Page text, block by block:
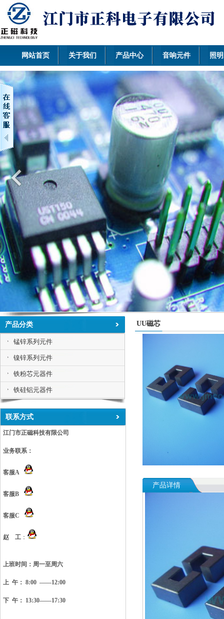
网站首页 关于我们 产品中心 音响元件 照
产品分类
锰锌系列元件
镍锌系列元件
铁粉芯元器件
铁硅铝元器件
联系方式
江门市正磁科技有限公司
业务联系：
客服A
客服B
客服C
赵 工 ：
上班时间： 周一至周六
上 午： 8:00 ——12:00
下 午： 13:30——17:30
UU磁芯
产品详情